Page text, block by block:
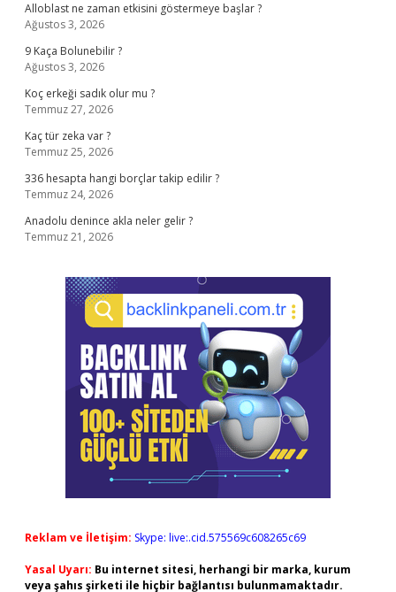
Alloblast ne zaman etkisini göstermeye başlar ?
Ağustos 3, 2026
9 Kaça Bolunebilir ?
Ağustos 3, 2026
Koç erkeği sadık olur mu ?
Temmuz 27, 2026
Kaç tür zeka var ?
Temmuz 25, 2026
336 hesapta hangi borçlar takip edilir ?
Temmuz 24, 2026
Anadolu denince akla neler gelir ?
Temmuz 21, 2026
Reklam ve İletişim: Skype: live:.cid.575569c608265c69
Yasal Uyarı: Bu internet sitesi, herhangi bir marka, kurum
veya şahıs şirketi ile hiçbir bağlantısı bulunmamaktadır.